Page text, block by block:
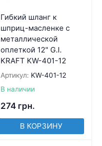
Гибкий шланг к
шприц-масленке с
металлической
оплеткой 12" G.I.
KRAFT KW-401-12
Артикул: KW-401-12
В наличии
274 грн.
В КОРЗИНУ